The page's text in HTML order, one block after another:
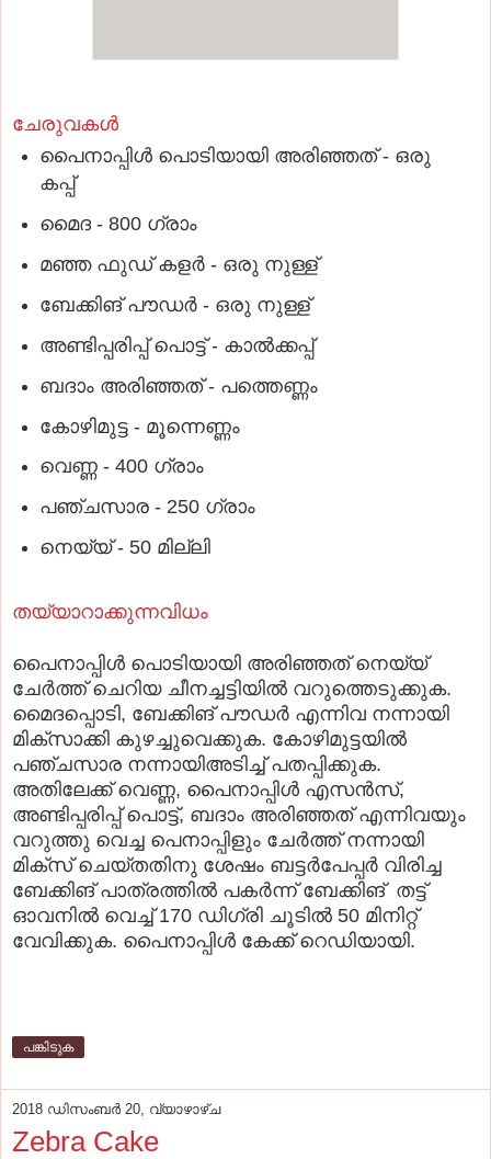
ചേരുവകൾ
പൈനാപ്പിള്‍ പൊടിയായി അരിഞ്ഞത് - ഒരു
കപ്പ്
മൈദ - 800 ഗ്രാം
മഞ്ഞ ഫുഡ് കളര്‍ - ഒരു നുള്ള്
ബേക്കിങ് പൗഡര്‍ - ഒരു നുള്ള്
അണ്ടിപ്പരിപ്പ് പൊട്ട് - കാല്‍ക്കപ്പ്
ബദാം അരിഞ്ഞത് - പത്തെണ്ണം
കോഴിമുട്ട - മൂന്നെണ്ണം
വെണ്ണ - 400 ഗ്രാം
പഞ്ചസാര - 250 ഗ്രാം
നെയ്യ് - 50 മില്ലി
തയ്യാറാക്കുന്നവിധം
പൈനാപ്പിള്‍ പൊടിയായി അരിഞ്ഞത്‌ നെയ്യ്
ചേര്‍ത്ത് ചെറിയ ചീനച്ചട്ടിയില്‍ വറുത്തെടുക്കുക.
മൈദപ്പൊടി, ബേക്കിങ് പൗഡര്‍ എന്നിവ നന്നായി
മിക്‌സാക്കി കുഴച്ചുവെക്കുക. കോഴിമുട്ടയില്‍
പഞ്ചസാര നന്നായിഅടിച്ച് പതപ്പിക്കുക.
അതിലേക്ക് വെണ്ണ, പൈനാപ്പിള്‍ എസന്‍സ്,
അണ്ടിപ്പരിപ്പ് പൊട്ട്, ബദാം അരിഞ്ഞത് എന്നിവയും
വറുത്തു വെച്ച പെനാപ്പിളും ചേര്‍ത്ത് നന്നായി
മിക്‌സ് ചെയ്തതിനു ശേഷം ബട്ടര്‍പേപ്പര്‍ വിരിച്ച
ബേക്കിങ് പാത്രത്തില്‍ പകര്‍ന്ന് ബേക്കിങ് തട്ട്
ഓവനില്‍ വെച്ച് 170 ഡിഗ്രി ചൂടില്‍ 50 മിനിറ്റ്
വേവിക്കുക. പൈനാപ്പിള്‍ കേക്ക് റെഡിയായി.
പങ്കിടുക
2018 ഡിസംബർ 20, വ്യാഴാഴ്‌ച
Zebra Cake